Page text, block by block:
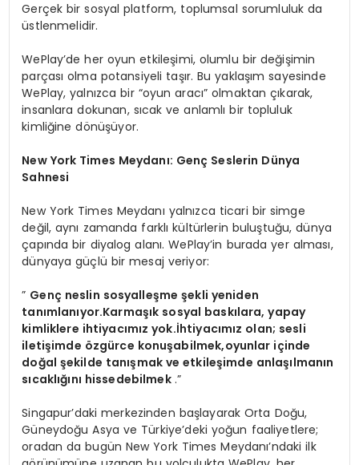
Gerçek bir sosyal platform, toplumsal sorumluluk da
üstlenmelidir.
WePlay’de her oyun etkileşimi, olumlu bir değişimin
parçası olma potansiyeli taşır. Bu yaklaşım sayesinde
WePlay, yalnızca bir “oyun aracı” olmaktan çıkarak,
insanlara dokunan, sıcak ve anlamlı bir topluluk
kimliğine dönüşüyor.
New York Times Meydanı: Genç Seslerin Dünya
Sahnesi
New York Times Meydanı yalnızca ticari bir simge
değil, aynı zamanda farklı kültürlerin buluştuğu, dünya
çapında bir diyalog alanı. WePlay’in burada yer alması,
dünyaya güçlü bir mesaj veriyor:
” Genç neslin sosyalleşme şekli yeniden
tanımlanıyor.Karmaşık sosyal baskılara, yapay
kimliklere ihtiyacımız yok.İhtiyacımız olan; sesli
iletişimde özgürce konuşabilmek,oyunlar içinde
doğal şekilde tanışmak ve etkileşimde anlaşılmanın
sıcaklığını hissedebilmek .”
Singapur’daki merkezinden başlayarak Orta Doğu,
Güneydoğu Asya ve Türkiye’deki yoğun faaliyetlere;
oradan da bugün New York Times Meydanı’ndaki ilk